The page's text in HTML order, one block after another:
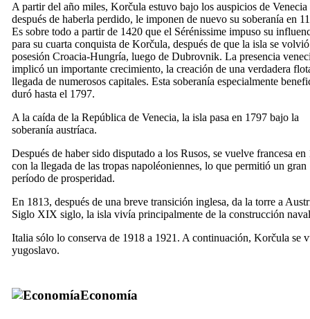
A partir del año miles, Korčula estuvo bajo los auspicios de Venecia
después de haberla perdido, le imponen de nuevo su soberanía en
Es sobre todo a partir de 1420 que el Sérénissime impuso su
para su cuarta conquista de Korčula, después de que la isla se
posesión Croacia-Hungría, luego de Dubrovnik. La presencia
implicó un importante crecimiento, la creación de una verdadera
llegada de numerosos capitales. Esta soberanía especialmente
duró hasta el 1797.
A la caída de la República de Venecia, la isla pasa en 1797 bajo la
soberanía austríaca.
Después de haber sido disputado a los Rusos, se vuelve francesa en
con la llegada de las tropas napoléoniennes, lo que permitió un gran
período de prosperidad.
En 1813, después de una breve transición inglesa, da la torre a
Siglo XIX siglo, la isla vivía principalmente de la construcción
Italia sólo lo conserva de 1918 a 1921. A continuación, Korčula se
yugoslavo.
Economía